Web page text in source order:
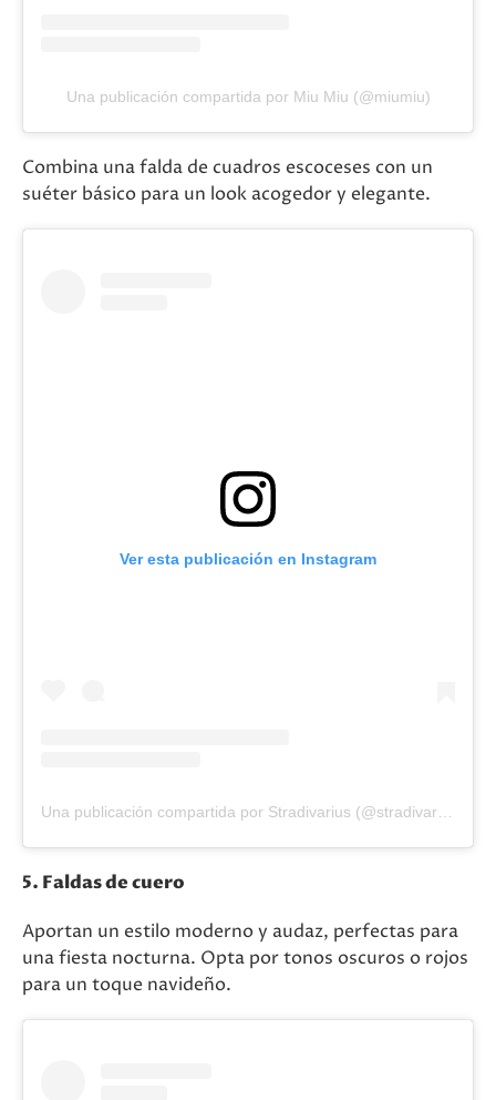
Una publicación compartida por Miu Miu (@miumiu)
Combina una falda de cuadros escoceses con un
suéter básico para un look acogedor y elegante.
Ver esta publicación en Instagram
5. Faldas de cuero
Aportan un estilo moderno y audaz, perfectas para
una fiesta nocturna. Opta por tonos oscuros o rojos
para un toque navideño.